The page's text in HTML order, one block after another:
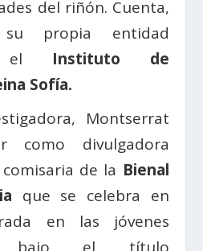
del riñón. Cuenta,
propia entidad
el Instituto de
Sofía.
Montserrat
como divulgadora
de la Bienal
que se celebra en
en las jóvenes
bajo el título